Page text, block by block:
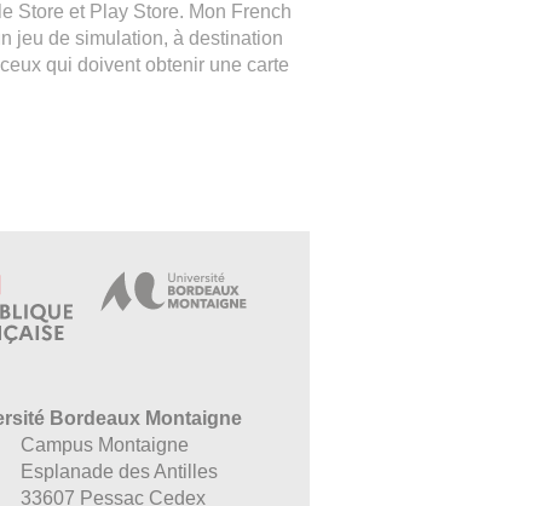
Store et Play Store. Mon French
jeu de simulation, à destination
qui doivent obtenir une carte
Bordeaux Montaigne
Campus Montaigne
Esplanade des Antilles
33607 Pessac Cedex